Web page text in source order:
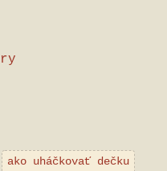
ako uháčkovať dečku